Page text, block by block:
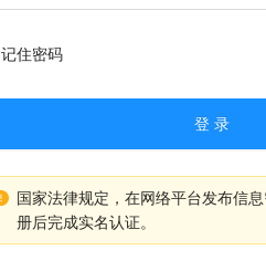
记住密码
登 录
国家法律规定，在网络平台发布信
册后完成实名认证。